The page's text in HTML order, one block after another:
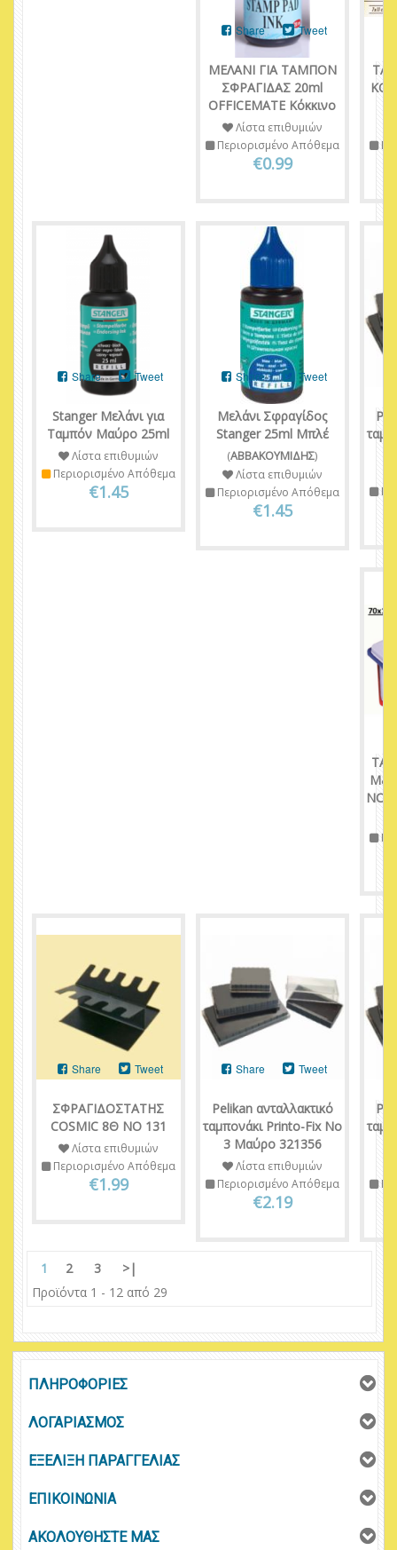
ΜΕΛΑΝΙ ΓΙΑ ΤΑΜΠΟΝ
ΣΦΡΑΓΙΔΑΣ 20ml
OFFICEMATE Κόκκινο
Share Tweet
Λίστα επιθυμιών
Περιορισμένο Απόθεμα
€0.99
Stanger Μελάνι για
Ταμπόν Μαύρο 25ml
Share Tweet
Λίστα επιθυμιών
Περιορισμένο Απόθεμα
€1.45
Μελάνι Σφραγίδος
Stanger 25ml Μπλέ
(ΑΒΒΑΚΟΥΜΙΔΗΣ)
Share Tweet
Λίστα επιθυμιών
Περιορισμένο Απόθεμα
€1.45
ΝΟ 2
ΣΦΡΑΓΙΔΟΣΤΑΤΗΣ
COSMIC 8Θ ΝΟ 131
Share Tweet
Λίστα επιθυμιών
Περιορισμένο Απόθεμα
€1.99
Pelikan ανταλλακτικό
ταμπονάκι Printo-Fix No
3 Μαύρο 321356
Share Tweet
Λίστα επιθυμιών
Περιορισμένο Απόθεμα
€2.19
1 2 3
>|
Προϊόντα 1 - 12 από 29
ΠΛΗΡΟΦΟΡΙΕΣ
ΛΟΓΑΡΙΑΣΜΟΣ
ΕΞΕΛΙΞΗ ΠΑΡΑΓΓΕΛΙΑΣ
ΕΠΙΚΟΙΝΩΝΙΑ
ΑΚΟΛΟΥΘΗΣΤΕ ΜΑΣ